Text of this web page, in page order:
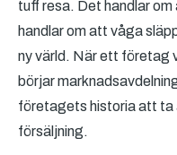
tuff resa. Det handlar
handlar om att våga
ny värld. När ett företag
börjar
företagets historia att ta
försäljning.